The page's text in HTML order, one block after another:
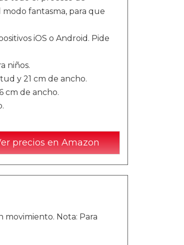
fantasma, para que
iOS o Android. Pide
niños.
y 21 cm de ancho.
cm de ancho.
precios en Amazon
movimiento. Nota: Para